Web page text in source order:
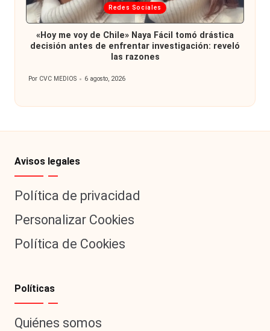
Publicada
en
Redes Sociales
«Hoy me voy de Chile» Naya Fácil tomó drástica
decisión antes de enfrentar investigación: reveló
las razones
Publicado
Por CVC MEDIOS 6 agosto, 2026
Avisos legales
Política de privacidad
Personalizar Cookies
Política de Cookies
Políticas
Quiénes somos